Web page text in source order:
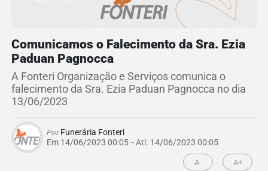
Comunicamos o Falecimento da Sra. Ezia
Paduan Pagnocca
A Fonteri Organização e Serviços comunica o
falecimento da Sra. Ezia Paduan Pagnocca no dia
13/06/2023
PorFunerária Fonteri
Em 14/06/2023 00:05 - Atl. 14/06/2023 00:05
A- A+